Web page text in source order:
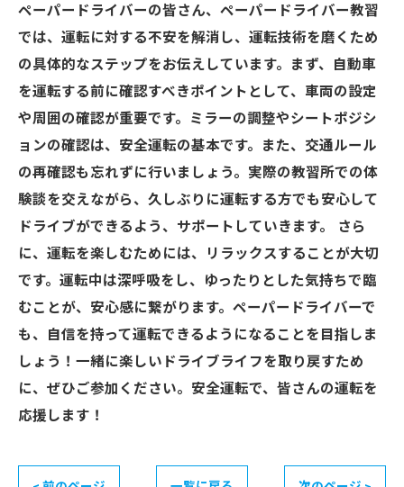
ペーパードライバーの皆さん、ペーパードライバー教習
では、運転に対する不安を解消し、運転技術を磨くため
の具体的なステップをお伝えしています。まず、自動車
を運転する前に確認すべきポイントとして、車両の設定
や周囲の確認が重要です。ミラーの調整やシートポジシ
ョンの確認は、安全運転の基本です。また、交通ルール
の再確認も忘れずに行いましょう。実際の教習所での体
験談を交えながら、久しぶりに運転する方でも安心して
ドライブができるよう、サポートしていきます。 さら
に、運転を楽しむためには、リラックスすることが大切
です。運転中は深呼吸をし、ゆったりとした気持ちで臨
むことが、安心感に繋がります。ペーパードライバーで
も、自信を持って運転できるようになることを目指しま
しょう！一緒に楽しいドライブライフを取り戻すため
に、ぜひご参加ください。安全運転で、皆さんの運転を
応援します！